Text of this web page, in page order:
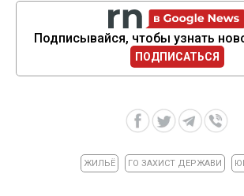
Подписывайся, чтобы узнать
ПОДПИСАТЬСЯ
ЖИЛЬЁ ГО ЗАХИСТ ДЕРЖАВИ